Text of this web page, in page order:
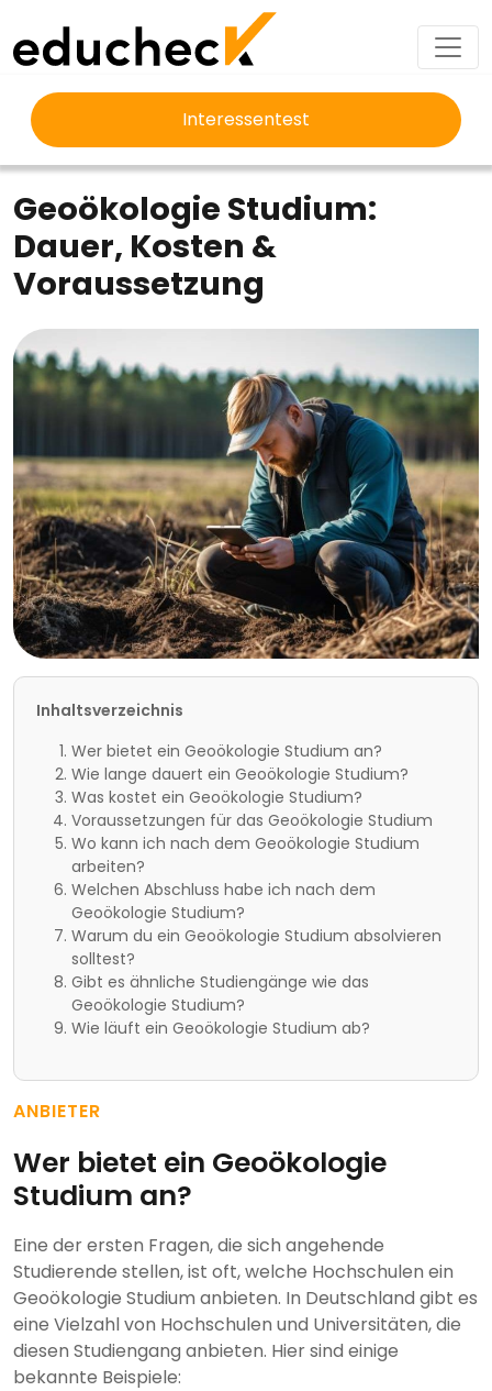
Interessentest
EDUCHECK STUDIUM GEOÖKOLOGIE STUDIUM
Geoökologie Studium:
Dauer, Kosten &
Voraussetzung
Inhaltsverzeichnis
Wer bietet ein Geoökologie Studium an?
Wie lange dauert ein Geoökologie Studium?
Was kostet ein Geoökologie Studium?
Voraussetzungen für das Geoökologie Studium
Wo kann ich nach dem Geoökologie Studium
arbeiten?
Welchen Abschluss habe ich nach dem
Geoökologie Studium?
Warum du ein Geoökologie Studium absolvieren
solltest?
Gibt es ähnliche Studiengänge wie das
Geoökologie Studium?
Wie läuft ein Geoökologie Studium ab?
ANBIETER
Wer bietet ein Geoökologie
Studium an?
Eine der ersten Fragen, die sich angehende
Studierende stellen, ist oft, welche Hochschulen ein
Geoökologie Studium anbieten. In Deutschland gibt es
eine Vielzahl von Hochschulen und Universitäten, die
diesen Studiengang anbieten. Hier sind einige
bekannte Beispiele: